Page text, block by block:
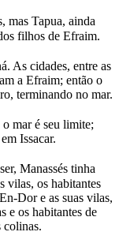
mas Tapua, ainda
filhos de Efraim.
As cidades, entre as
a Efraim; então o
terminando no mar.
mar é seu limite;
Issacar.
Manassés tinha
vilas, os habitantes
Dor e as suas vilas,
e os habitantes de
colinas.